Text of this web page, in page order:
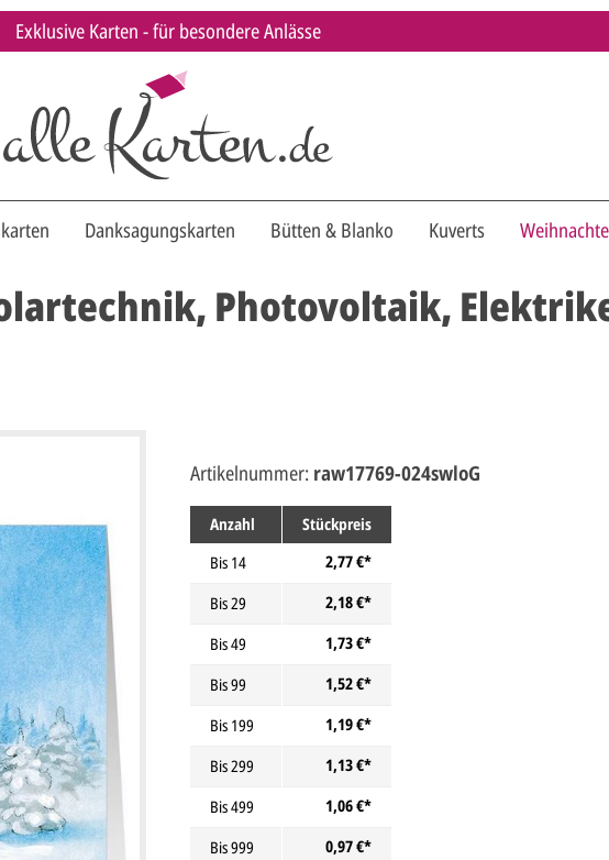
Exklusive Karten - für besondere Anlässe
Danksagungskarten Bütten & Blanko Kuverts
Photovoltaik,
Anzahl
Stückpreis
Bis 14
2,77 €*
Bis29
2,18 €*
Bis49
1,73 €*
Bis99
1,52 €*
Bis 199
1,19 €*
Bis299
1,13 €*
Bis499
1,06 €*
Bis999
0,97 €*
Artikelnummer: raw17769-024swloG